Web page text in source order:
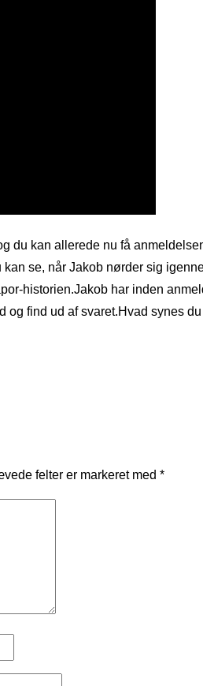
du kan allerede nu få
se, når Jakob nørder sig
historien.Jakob har inden
og find ud af svaret.Hvad synes
felter er markeret med *